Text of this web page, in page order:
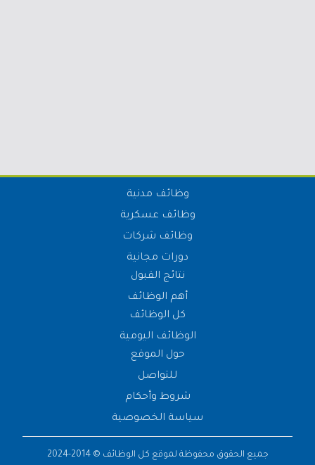
وظائف مدنية
وظائف عسكرية
وظائف شركات
دورات مجانية
نتائج القبول
أهم الوظائف
كل الوظائف
الوظائف اليومية
حول الموقع
للتواصل
شروط وأحكام
سياسة الخصوصية
جميع الحقوق محفوظة لموقع كل الوظائف © 2014-2024